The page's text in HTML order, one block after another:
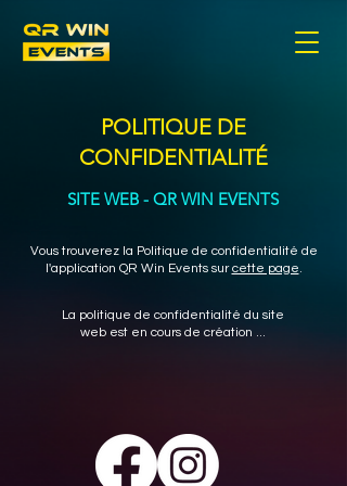
POLITIQUE DE
CONFIDENTIALITÉ
SITE WEB - QR WIN EVENTS
Vous trouverez la Politique de confidentialité de
l'application QR Win Events surcette page.
La politique de confidentialité du site
web est en cours de création ...